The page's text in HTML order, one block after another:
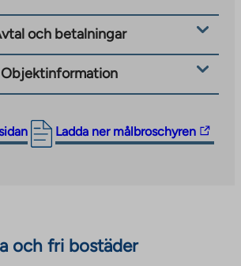
och betalningar
Objektinformation
Ladda ner målbroschyren
The
external
och fri bostäder